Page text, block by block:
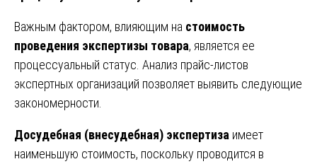
Важным фактором, влияющим на стоимость
проведения экспертизы товара, является ее
процессуальный статус. Анализ прайс-листов
экспертных организаций позволяет выявить следующие
закономерности.
Досудебная (внесудебная) экспертиза имеет
наименьшую стоимость, поскольку проводится в